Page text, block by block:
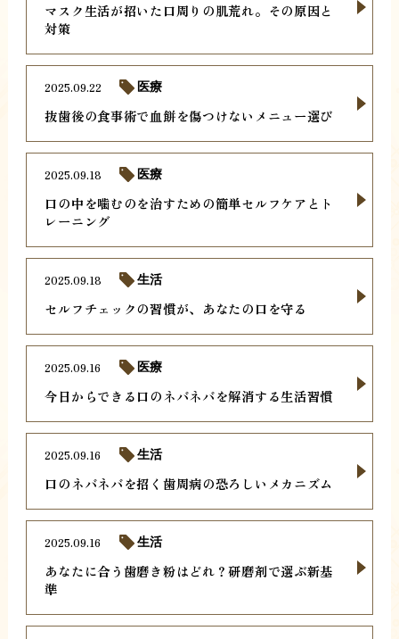
マスク生活が招いた口周りの肌荒れ。その原因と
対策
抜歯後の食事術で血餅を傷つけないメニュー選び
2025.09.22 医療
口の中を噛むのを治すための簡単セルフケアとト
レーニング
2025.09.18 医療
セルフチェックの習慣が、あなたの口を守る
2025.09.18 生活
今日からできる口のネバネバを解消する生活習慣
2025.09.16 医療
口のネバネバを招く歯周病の恐ろしいメカニズム
2025.09.16 生活
あなたに合う歯磨き粉はどれ？研磨剤で選ぶ新基
準
2025.09.16 生活